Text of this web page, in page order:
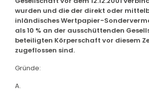
wurden und die der direkt oder
inländisches Wertpapier-
als 10 % an der ausschüttenden
beteiligten Körperschaft vor diesem
zugeflossen sind.
Gründe:
A.